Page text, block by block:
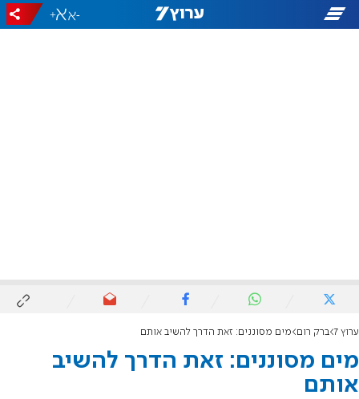
-
+
ערוץ 7 ברק רום מים מסוננים: זאת הדרך להשיב אותם
מים מסוננים: זאת הדרך להשיב
אותם